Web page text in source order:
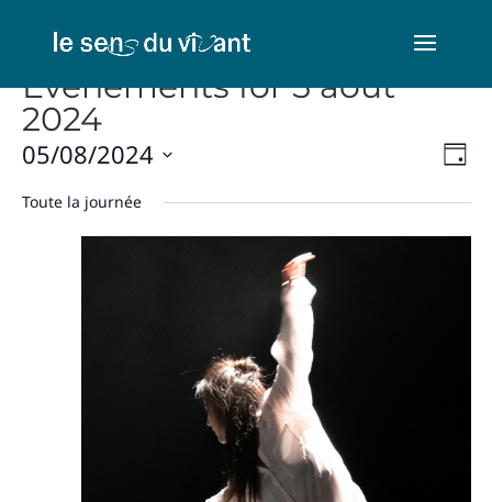
Évènements for 5 août
2024
de
Jour
05/08/2024
une
Toute la journée